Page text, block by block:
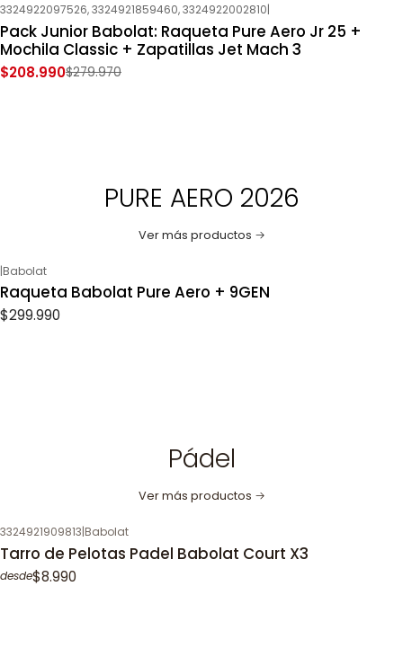
-25% OFF
Nuevo
3324922097526, 3324921859460, 3324922002810|
Pack Junior Babolat: Raqueta Pure Aero Jr 25 +
Mochila Classic + Zapatillas Jet Mach 3
$208.990$279.970
PURE AERO 2026
Ver más productos
|Babolat
Raqueta Babolat Pure Aero + 9GEN
$299.990
Pádel
Ver más productos
3324921909813|Babolat
Tarro de Pelotas Padel Babolat Court X3
desde$8.990